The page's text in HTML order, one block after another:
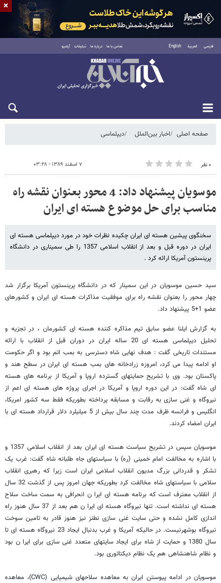
فارسی العربية English تماس با ما درباره ما تبلیغات آرشیو
جمعه ۱۶ مرداد ۱۴۰۵
صفحه اصلی اخبار بین‌الملل دیپلماسی
۰ نفر ۷ اسفند ۱۳۸۹ - ۰۳:۲۸
موسویان پیشنهاد داد: 4 محور بعنوان نقشه راه
مناسب برای حل موضوع هسته ای ایران
سخنگوی پیشین هسته ای ایران چکیده نظرات خود در مورد دیپلماسی هسته ای
ایران در دوره قبل و بعد از انقلاب اسلامی 1357 را طی سمیناری در دانشگاه
پرینستون آمریکا ارائه کرد .
سید حسین موسویان در این سمینار که در دانشگاه پرینستون آمریکا برگزار شد
چهار محور را بعنوان نقشه راه برای موفقیت مذاکرات هسته ای ایران و کشورهای
عضو 1+5 پیشنهاد داد.
به گزارش ایلنا عضو سابق تیم مذاکره کننده هسته ای کشورمان ، در تجزیه و
تحلیل دیپلماسی هسته ای 20 ساله ایران در دوران قبل از انقلاب با ارائه
مستندات تاریخی گفت : هدف نهایی شاه دسترسی به بمب اتم بود و اگر حکومت
او ادامه پیدا می کرد، امروزه زرادخانه های بمب هسته ای ایران در سطح هند و
پاکستان بود. وی با تشریح حمایتهای گسترده اروپا و آمریکا از برنامه های هسته
ای شاه گفت: در این دوره اروپا و آمریکا در اجرای پروژه های هسته ای اعم از
نیروگاه و غنی سازی به رقابت و مسابقه پرداخته بطوریکه فقط سه کشور امریکا،
انگلیس و فرانسه ظرف مدت چند سال بیش از 5 میلیلرد دلار قرارداد هسته ای با
ایران امضاء کردند.
موسویان سپس در تشریح سیاست هسته ای ایران بعد از انقلاب اسلامی 1357 و
با اشاره به مخالفت امام خمینی (ره) با سیاستهای جاه طلبانه شاه گفت: غرب یک
تشکر و قدردانی بزرگ مدیون انقلاب اسلامی ایران است زیرا که رهبری انقلاب
سلامی با سیاستهای شاه مخالفت کرد بطوریکه جهان امروز پس از گذشت 32 سال
از انقلاب معترف است که برنامه هسته ای ایرا ن انحرافی به سمت ساخت سلاح
هسته ای نداشته است. تنها نیروگاه هسته ای ایرا ن هم بعد از 37 سال هنوز راه
اندازی کامل نشده و حتی سایت غنی سازی نطنز نیز هنوز قادر به تامین سوخت
نیروگاه بوشهرنیست. در حالیکه آمریکا و غرب بدنبال ایجاد 23 نیروگاه هسته ای تا
سال 1380 و حمایت از شاه برای ایجاد سایتهای متعدد غنی سازی برای ایرا ن بود
و نظام شاهنشاهی هم یک نظام دیکتاتوری بود.
موسویان در ادامه پیوستن ایران به معاهده سلاحهای شیمیایی (CWC)، معاهده
×